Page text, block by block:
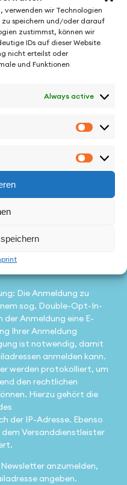
verwenden wir Technologien
speichern und/oder darauf
zustimmst, können wir
IDs auf dieser Website
nicht erteilst oder
und Funktionen
Always active
Erforderlichkeit alle
das Anmelde-,
Indem Sie unseren
Newsletter, E-Mails
mit
„Newsletter“) nur
oder einer gesetzlichen
umschrieben werden,
maßgeblich. Im
Informationen zu
Die Anmeldung zu
sog. Double-Opt-In-
der Anmeldung eine E-
Ihrer Anmeldung
ist notwendig, damit
anmelden kann.
werden protokolliert, um
den rechtlichen
Hierzu gehört die
der IP-Adresse. Ebenso
dem Versanddienstleister
anzumelden,
angeben.